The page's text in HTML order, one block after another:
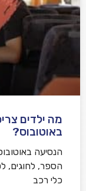
מה ילדים
באוטובוס?
הנסיעה
הספר, לחוגים,
כלי רכב